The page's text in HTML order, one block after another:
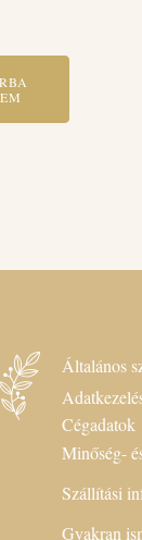
Általános
Cégadatok
Minőség-
Szállítási
Gyakran